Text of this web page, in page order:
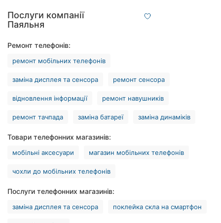
Хмельницький
Рівне
Харків
Запоріжжя
Дніпро
Львів
Послуги компанії
Паяльня
Ремонт телефонів:
ремонт мобільних телефонів
заміна дисплея та сенсора ремонт сенсора
відновлення інформації ремонт навушників
ремонт тачпада заміна батареї заміна динаміків
Товари телефонних магазинів:
мобільні аксесуари магазин мобільних телефонів
чохли до мобільних телефонів
Послуги телефонних магазинів:
заміна дисплея та сенсора поклейка скла на смартфон